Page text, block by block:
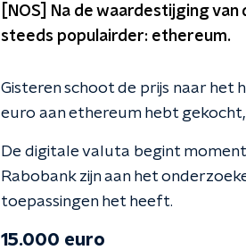
[NOS] Na de waardestijging
steeds populairder: ethereum.
Gisteren schoot de prijs naar het
euro aan ethereum hebt
De digitale valuta begint
Rabobank zijn aan het
toepassingen het heeft.
15.000 euro